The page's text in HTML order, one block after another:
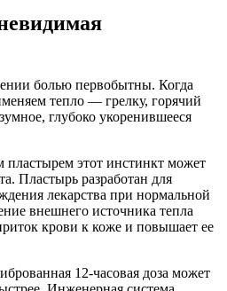
болью первобытны. Когда
тепло — грелку, горячий
глубоко укоренившееся
пластырем этот инстинкт может
Пластырь разработан для
лекарства при нормальной
внешнего источника тепла
крови к коже и повышает ее
12-часовая доза может